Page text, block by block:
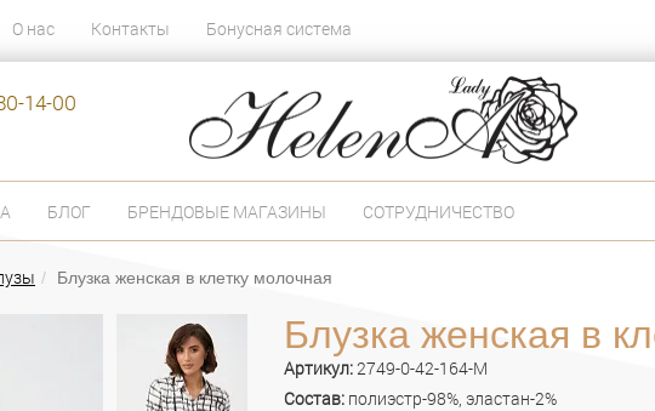
О нас Контакты Бонусная система
14-00
БЛОГ БРЕНДОВЫЕ МАГАЗИНЫ СОТРУДНИЧЕСТВО
Блузка женская в клетку молочная
Блузка женская в
Артикул:2749-0-42-164-M
Состав: полиэстр-98%, эластан-2%